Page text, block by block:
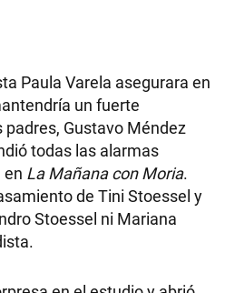
Paula Varela asegurara en
un fuerte
Gustavo Méndez
todas las alarmas
La Mañana con Moria.
de Tini Stoessel y
Stoessel ni Mariana